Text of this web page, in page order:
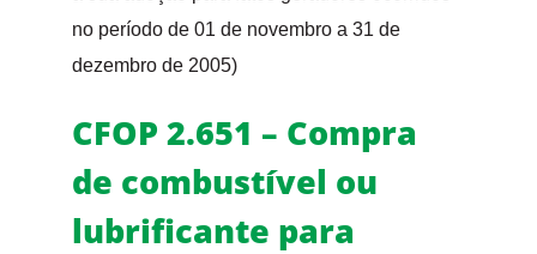
no período de 01 de novembro a 31 de
dezembro de 2005)
CFOP 2.651 – Compra
de combustível ou
lubrificante para